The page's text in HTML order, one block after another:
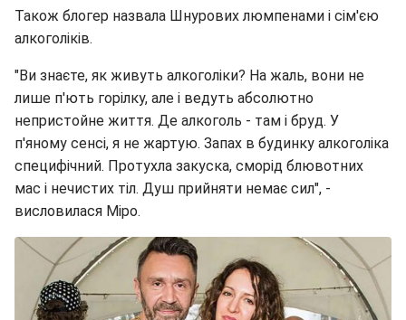
Також блогер назвала Шнурових люмпенами і сім'єю
алкоголіків.
"Ви знаєте, як живуть алкоголіки? На жаль, вони не
лише п'ють горілку, але і ведуть абсолютно
непристойне життя. Де алкоголь - там і бруд. У
п'яному сенсі, я не жартую. Запах в будинку алкоголіка
специфічний. Протухла закуска, сморід блювотних
мас і нечистих тіл. Душ прийняти немає сил", -
висловилася Міро.